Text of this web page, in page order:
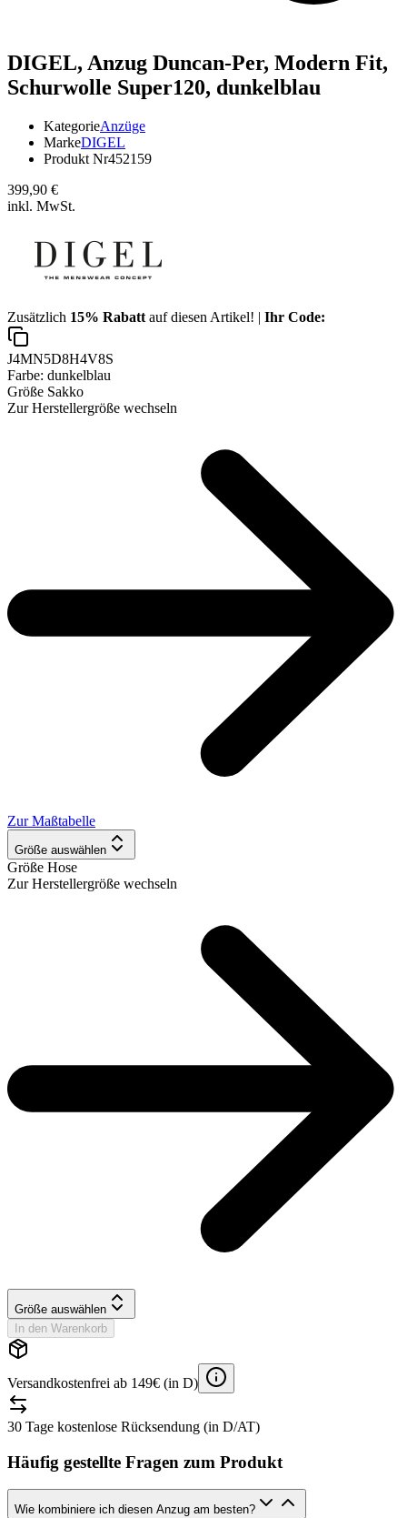
DIGEL, Anzug Duncan-Per, Modern Fit,
Schurwolle Super120, dunkelblau
KategorieAnzüge
MarkeDIGEL
Produkt Nr452159
399,90 €
inkl. MwSt.
Zusätzlich 15% Rabatt auf diesen Artikel! | Ihr Code:
J4MN5D8H4V8S
Farbe: dunkelblau
Größe Sakko
Zur Herstellergröße wechseln
Zur Maßtabelle
Größe auswählen
Größe Hose
Zur Herstellergröße wechseln
Größe auswählen
In den Warenkorb
Versandkostenfrei ab 149€ (in D)
30 Tage kostenlose Rücksendung (in D/AT)
Häufig gestellte Fragen zum Produkt
Wie kombiniere ich diesen Anzug am besten?